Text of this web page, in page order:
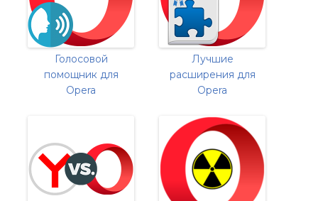
Голосовой
помощник для
Opera
Лучшие
расширения для
Opera